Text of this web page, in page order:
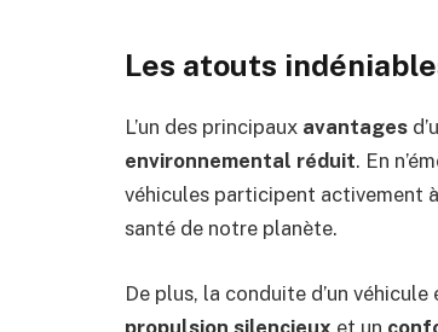
Les atouts
L’un des principaux avantages
environnemental réduit. En
véhicules participent activement
santé de notre planète.
De plus, la conduite d’un
propulsion silencieux et un